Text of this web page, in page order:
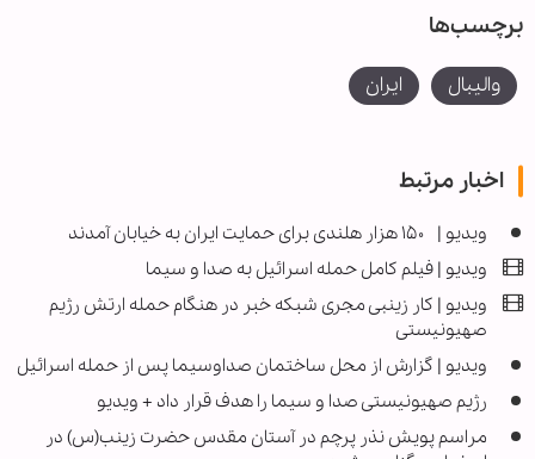
برچسب‌ها
والیبال ایران
اخبار مرتبط
ویدیو | ۱۵۰ هزار هلندی برای حمایت ایران به خیابان آمدند
ویدیو | فیلم کامل حمله اسرائیل به صدا و سیما
ویدیو | کار زینبی مجری شبکه خبر در هنگام حمله ارتش رژیم
صهیونیستی
ویدیو | گزارش از محل ساختمان صداوسیما پس از حمله اسرائیل
رژیم صهیونیستی صدا و سیما را هدف قرار داد + ویدیو
مراسم پویش نذر پرچم در آستان مقدس حضرت زینب(س) در